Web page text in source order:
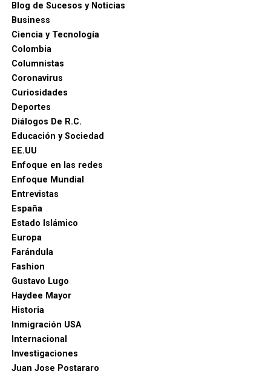
Enfoque Periodistico y “Florida News” , da sus
agradecimientos a la Gobernación Del tolima, La
Alcaldía de Ibagué, a Cristian Torres jefe de prensa y
comunicaciónes de la alcaldia, Mauricio Hernandez Cala
secretario de cultura de Ibague y a todo ese gran grupo
de trabajo en las diferentes áreas que con su
profesionalismo, dedicación y arduo trabajo mantienen
en alto el orgullo Ibaguereño.
Blog de Sucesos y Noticias
Business
Ciencia y Tecnología
Colombia
Columnistas
Coronavirus
Curiosidades
Deportes
Diálogos De R.C.
Educación y Sociedad
EE.UU
Enfoque en las redes
Enfoque Mundial
Entrevistas
España
Estado Islámico
Europa
Farándula
Fashion
Gustavo Lugo
Haydee Mayor
Historia
Inmigración USA
Internacional
Investigaciones
Juan Jose Postararo